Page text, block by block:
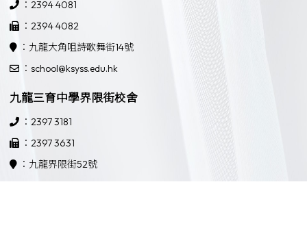
：2394 4081
：2394 4082
：九龍大角咀詩歌舞街14號
：school@ksyss.edu.hk
九龍三育中學界限街校舍
：2397 3181
：2397 3631
：九龍界限街52號